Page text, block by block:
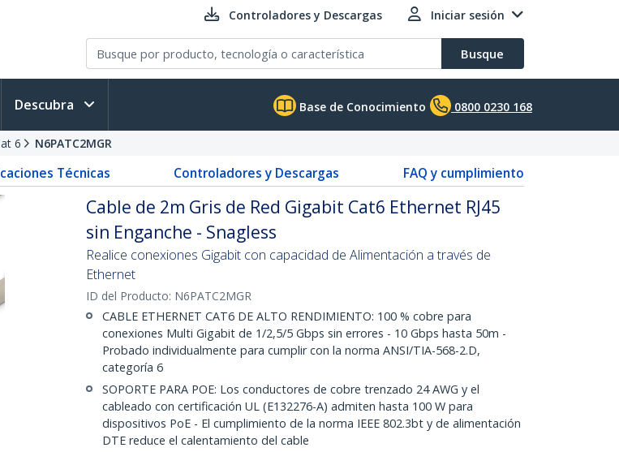
Controladores y Descargas Iniciar sesión
Busque
Descubra Base de Conocimiento 0800 0230 168
6 N6PATC2MGR
Técnicas Controladores y Descargas FAQ y cumplimiento
Cable de 2m Gris de Red Gigabit Cat6 Ethernet RJ45
sin Enganche - Snagless
Realice conexiones Gigabit con capacidad de Alimentación a través de
Ethernet
ID del Producto: N6PATC2MGR
CABLE ETHERNET CAT6 DE ALTO RENDIMIENTO: 100 % cobre para
conexiones Multi Gigabit de 1/2,5/5 Gbps sin errores - 10 Gbps hasta 50m -
Probado individualmente para cumplir con la norma ANSI/TIA-568-2.D,
categoría 6
SOPORTE PARA POE: Los conductores de cobre trenzado 24 AWG y el
cableado con certificación UL (E132276-A) admiten hasta 100 W para
dispositivos PoE - El cumplimiento de la norma IEEE 802.3bt y de alimentación
DTE reduce el calentamiento del cable